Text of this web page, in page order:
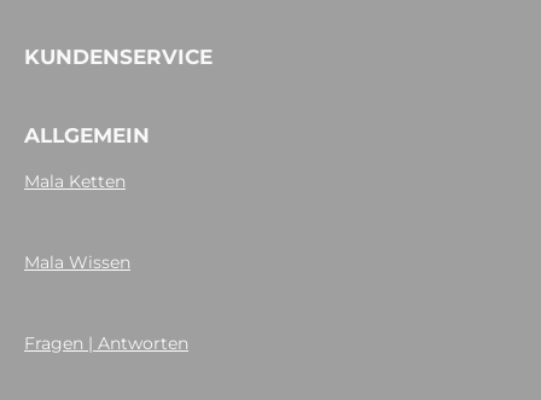
KUNDENSERVICE
ALLGEMEIN
Mala Ketten
Mala Wissen
Fragen | Antworten